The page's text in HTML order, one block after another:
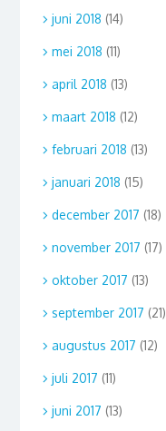
juni 2018 (14)
mei 2018 (11)
april 2018 (13)
maart 2018 (12)
februari 2018 (13)
januari 2018 (15)
december 2017 (18)
november 2017 (17)
oktober 2017 (13)
september 2017 (21)
augustus 2017 (12)
juli 2017 (11)
juni 2017 (13)